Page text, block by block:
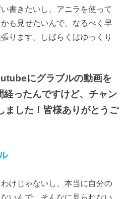
書きたいし、アニラを使って
も見せたいんで、なるべく早
ります。しばらくはゆっくり
にグラブルの動画を
経ったんですけど、チャン
ました！皆様ありがとうご
けじゃないし、本当に自分の
いんで、そんなに見られない